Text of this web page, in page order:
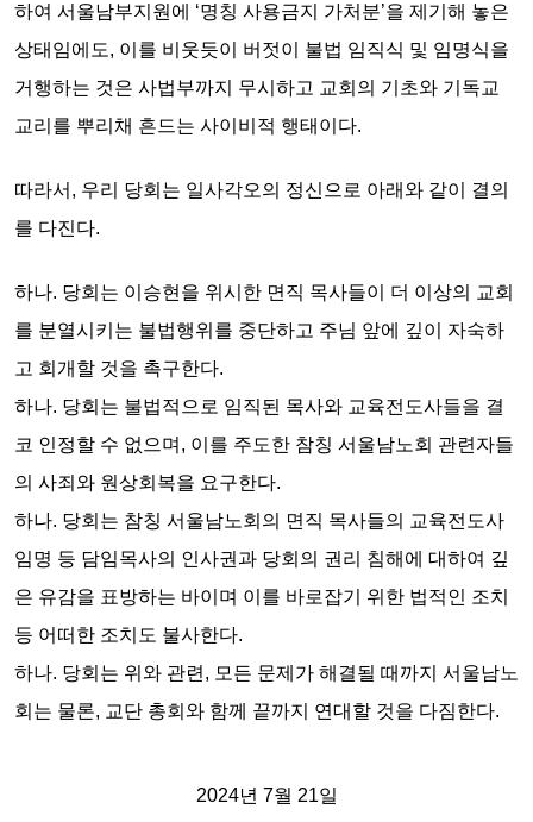
하여 서울남부지원에 ‘명칭 사용금지 가처분’을 제기해 놓은
상태임에도, 이를 비웃듯이 버젓이 불법 임직식 및 임명식을
거행하는 것은 사법부까지 무시하고 교회의 기초와 기독교
교리를 뿌리채 흔드는 사이비적 행태이다.
따라서, 우리 당회는 일사각오의 정신으로 아래와 같이 결의
를 다진다.
하나. 당회는 이승현을 위시한 면직 목사들이 더 이상의 교회
를 분열시키는 불법행위를 중단하고 주님 앞에 깊이 자숙하
고 회개할 것을 촉구한다.
하나. 당회는 불법적으로 임직된 목사와 교육전도사들을 결
코 인정할 수 없으며, 이를 주도한 참칭 서울남노회 관련자들
의 사죄와 원상회복을 요구한다.
하나. 당회는 참칭 서울남노회의 면직 목사들의 교육전도사
임명 등 담임목사의 인사권과 당회의 권리 침해에 대하여 깊
은 유감을 표방하는 바이며 이를 바로잡기 위한 법적인 조치
등 어떠한 조치도 불사한다.
하나. 당회는 위와 관련, 모든 문제가 해결될 때까지 서울남노
회는 물론, 교단 총회와 함께 끝까지 연대할 것을 다짐한다.
2024년 7월 21일